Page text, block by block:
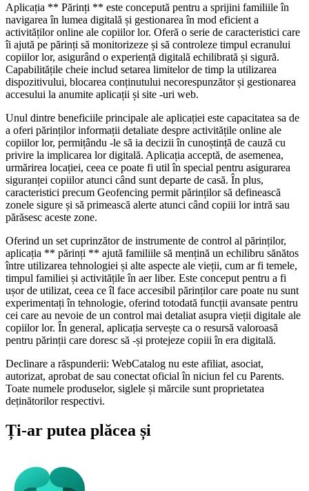
Aplicația ** Părinți ** este concepută pentru a sprijini familiile în
navigarea în lumea digitală și gestionarea în mod eficient a
activităților online ale copiilor lor. Oferă o serie de caracteristici care
îi ajută pe părinți să monitorizeze și să controleze timpul ecranului
copiilor lor, asigurând o experiență digitală echilibrată și sigură.
Capabilitățile cheie includ setarea limitelor de timp la utilizarea
dispozitivului, blocarea conținutului necorespunzător și gestionarea
accesului la anumite aplicații și site -uri web.
Unul dintre beneficiile principale ale aplicației este capacitatea sa de
a oferi părinților informații detaliate despre activitățile online ale
copiilor lor, permițându -le să ia decizii în cunoștință de cauză cu
privire la implicarea lor digitală. Aplicația acceptă, de asemenea,
urmărirea locației, ceea ce poate fi util în special pentru asigurarea
siguranței copiilor atunci când sunt departe de casă. În plus,
caracteristici precum Geofencing permit părinților să definească
zonele sigure și să primească alerte atunci când copiii lor intră sau
părăsesc aceste zone.
Oferind un set cuprinzător de instrumente de control al părinților,
aplicația ** părinți ** ajută familiile să mențină un echilibru sănătos
între utilizarea tehnologiei și alte aspecte ale vieții, cum ar fi temele,
timpul familiei și activitățile în aer liber. Este conceput pentru a fi
ușor de utilizat, ceea ce îl face accesibil părinților care poate nu sunt
experimentați în tehnologie, oferind totodată funcții avansate pentru
cei care au nevoie de un control mai detaliat asupra vieții digitale ale
copiilor lor. În general, aplicația servește ca o resursă valoroasă
pentru părinții care doresc să -și protejeze copiii în era digitală.
Declinare a răspunderii: WebCatalog nu este afiliat, asociat,
autorizat, aprobat de sau conectat oficial în niciun fel cu Parents.
Toate numele produselor, siglele și mărcile sunt proprietatea
deținătorilor respectivi.
Ți-ar putea plăcea și